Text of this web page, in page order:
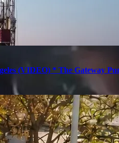
(VIDEO) * The Gateway